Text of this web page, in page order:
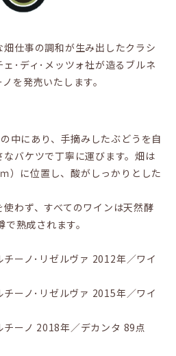
仕事の調和が生み出したクラシ
･ディ･メッツォ社が造るブルネ
を発売いたします。
中にあり、手摘みしたぶどうを自
バケツで丁寧に運びます。畑は
）に位置し、酸がしっかりとした
わず、すべてのワインは天然酵
熟成されます。
ーノ･リゼルヴァ 2012年／ワイ
ーノ･リゼルヴァ 2015年／ワイ
ーノ 2018年／デカンタ 89点